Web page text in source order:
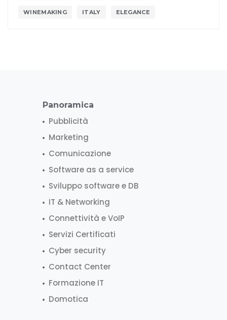
WINEMAKING ITALY ELEGANCE
Panoramica
Pubblicità
Marketing
Comunicazione
Software as a service
Sviluppo software e DB
IT & Networking
Connettività e VoIP
Servizi Certificati
Cyber security
Contact Center
Formazione IT
Domotica